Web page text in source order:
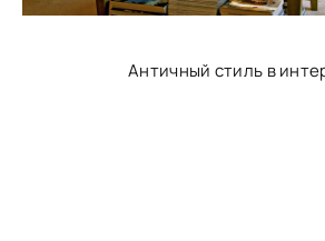
Античный стиль в